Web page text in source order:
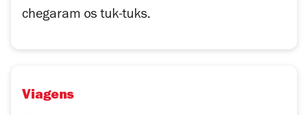
chegaram os tuk-tuks.
Viagens